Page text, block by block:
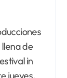
de
in
jueves,